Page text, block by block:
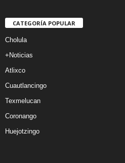
CATEGORÍA POPULAR
Cholula
+Noticias
Atlixco
Cuautlancingo
Texmelucan
Coronango
Huejotzingo